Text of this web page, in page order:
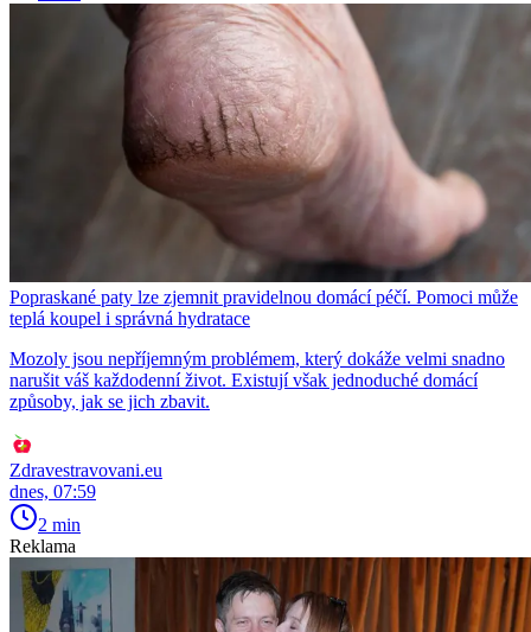
Popraskané paty lze zjemnit pravidelnou domácí péčí. Pomoci může
teplá koupel i správná hydratace
Mozoly jsou nepříjemným problémem, který dokáže velmi snadno
narušit váš každodenní život. Existují však jednoduché domácí
způsoby, jak se jich zbavit.
Zdravestravovani.eu
dnes, 07:59
2 min
Reklama